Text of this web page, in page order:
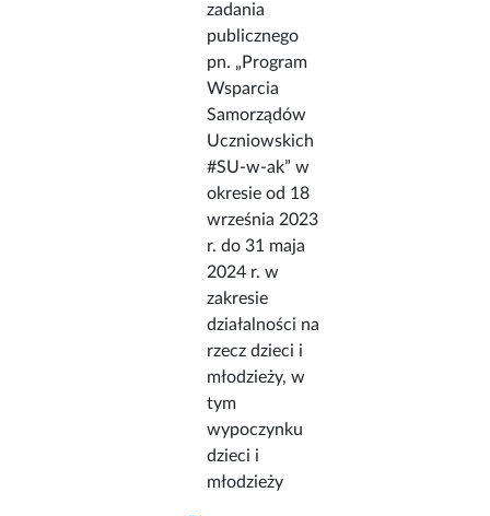
zadania
publicznego
pn. „Program
Wsparcia
Samorządów
Uczniowskich
#SU-w-ak” w
okresie od 18
września 2023
r. do 31 maja
2024 r. w
zakresie
działalności na
rzecz dzieci i
młodzieży, w
tym
wypoczynku
dzieci i
młodzieży